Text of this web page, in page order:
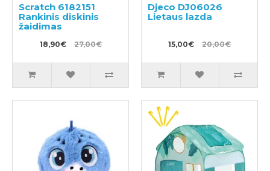
Scratch 6182151
Rankinis diskinis
žaidimas
18,90€ 27,00€
Djeco DJ06026
Lietaus lazda
15,00€ 20,00€